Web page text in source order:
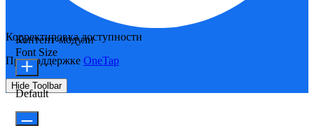
Корректировка доступности
При поддержке OneTap
Hide Toolbar
Контент-модули
Font Size
Default